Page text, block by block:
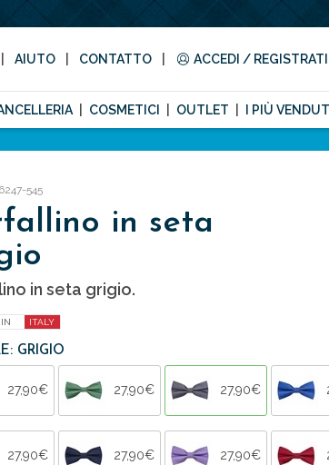
AIUTO CONTATTO ACCEDI / REGISTRATI
COSMETICI OUTLET I PIÙ VENDUTI
545
in seta
in seta grigio.
IN ITALY
GRIGIO
27,90€ 27,90€ 27,90€
27,90€ 27,90€ 27,90€